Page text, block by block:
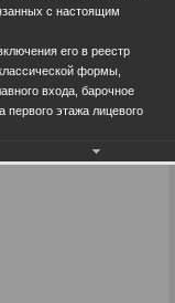
с настоящим
его в реестр
формы,
входа, барочное
первого этажа лицевого